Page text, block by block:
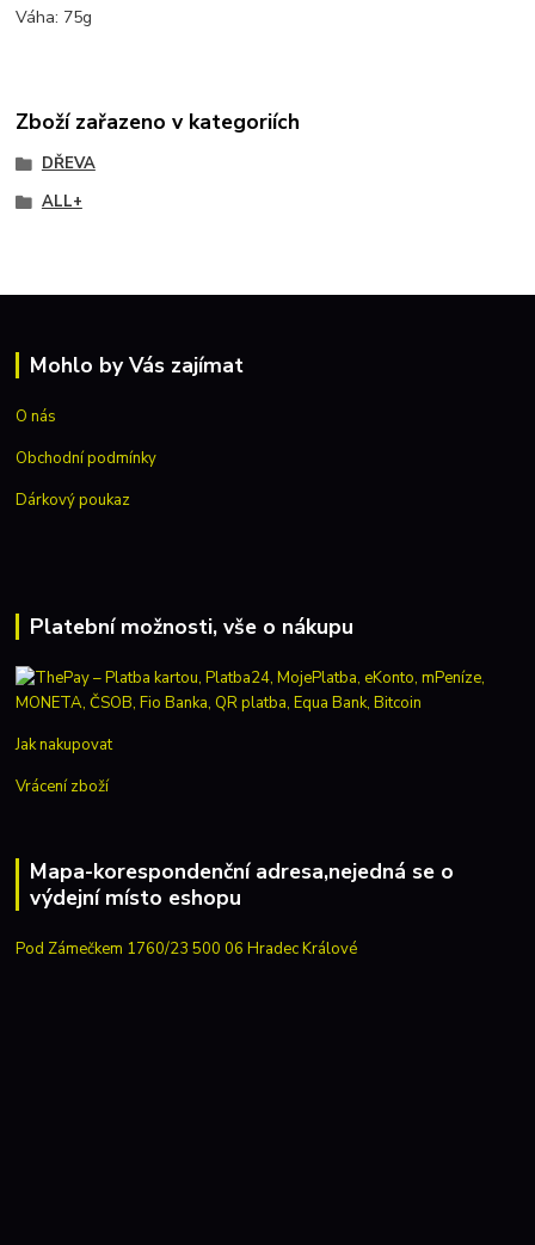
Váha: 75g
Zboží zařazeno v kategoriích
DŘEVA
ALL+
Mohlo by Vás zajímat
O nás
Obchodní podmínky
Dárkový poukaz
Platební možnosti, vše o nákupu
Jak nakupovat
Vrácení zboží
Mapa-korespondenční adresa,nejedná se o
výdejní místo eshopu
Pod Zámečkem 1760/23 500 06 Hradec Králové